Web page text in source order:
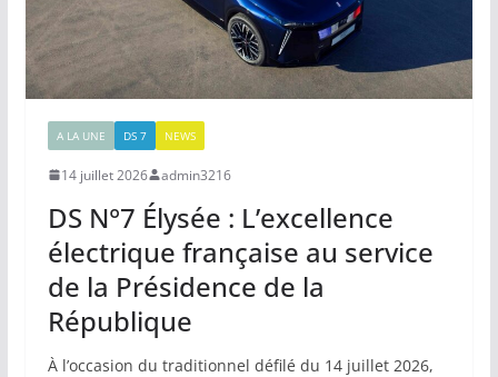
A LA UNE DS 7 NEWS
14 juillet 2026 admin3216
DS N°7 Élysée : L’excellence
électrique française au service
de la Présidence de la
République
À l’occasion du traditionnel défilé du 14 juillet 2026,